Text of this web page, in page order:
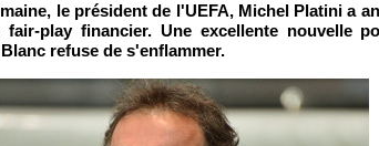
le président de l'UEFA, Michel Platini a
fair-play financier. Une excellente nouvelle
refuse de s'enflammer.